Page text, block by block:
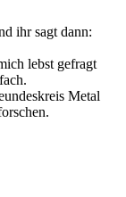
ihr sagt dann:
lebst gefragt
Metal